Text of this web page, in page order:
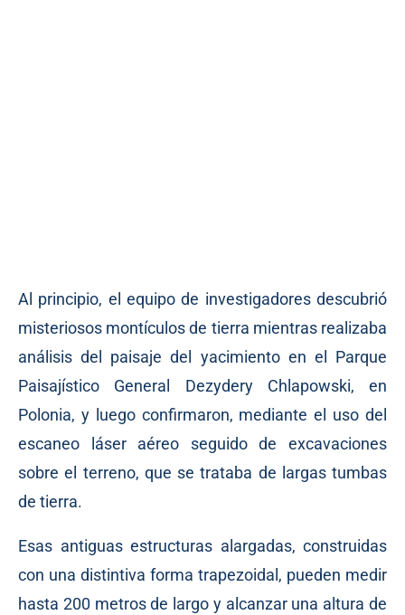
Al principio, el equipo de investigadores descubrió
misteriosos montículos de tierra mientras realizaba
análisis del paisaje del yacimiento en el Parque
Paisajístico General Dezydery Chlapowski, en
Polonia, y luego confirmaron, mediante el uso del
escaneo láser aéreo seguido de excavaciones
sobre el terreno, que se trataba de largas tumbas
de tierra.
Esas antiguas estructuras alargadas, construidas
con una distintiva forma trapezoidal, pueden medir
hasta 200 metros de largo y alcanzar una altura de